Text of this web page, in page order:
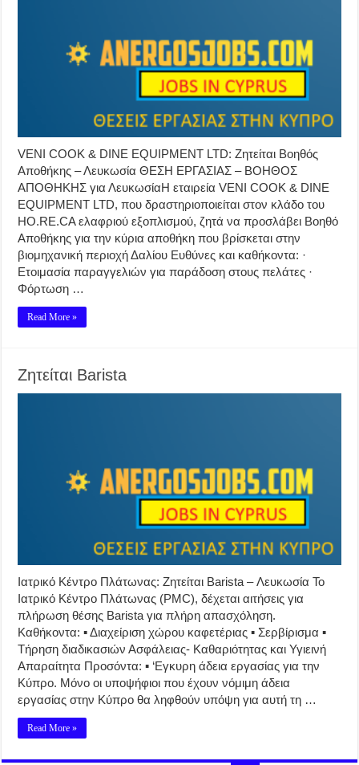
VENI COOK & DINE EQUIPMENT LTD: Ζητείται Βοηθός
Αποθήκης – Λευκωσία ΘΕΣΗ ΕΡΓΑΣΙΑΣ – ΒΟΗΘΟΣ
ΑΠΟΘΗΚΗΣ για ΛευκωσίαΗ εταιρεία VENI COOK & DINE
EQUIPMENT LTD, που δραστηριοποιείται στον κλάδο του
HO.RE.CA ελαφριού εξοπλισμού, ζητά να προσλάβει Βοηθό
Αποθήκης για την κύρια αποθήκη που βρίσκεται στην
βιομηχανική περιοχή Δαλίου Ευθύνες και καθήκοντα: ·
Ετοιμασία παραγγελιών για παράδοση στους πελάτες ·
Φόρτωση …
Read More »
Ζητείται Barista
Ιατρικό Κέντρο Πλάτωνας: Ζητείται Barista – Λευκωσία Το
Ιατρικό Κέντρο Πλάτωνας (PMC), δέχεται αιτήσεις για
πλήρωση θέσης Barista για πλήρη απασχόληση.
Καθήκοντα: ▪︎ Διαχείριση χώρου καφετέριας ▪︎ Σερβίρισμα ▪︎
Τήρηση διαδικασιών Ασφάλειας- Καθαριότητας και Υγιεινή
Απαραίτητα Προσόντα: ▪︎ ‘Εγκυρη άδεια εργασίας για την
Κύπρο. Μόνο οι υποψήφιοι που έχουν νόμιμη άδεια
εργασίας στην Κύπρο θα ληφθούν υπόψη για αυτή τη …
Read More »